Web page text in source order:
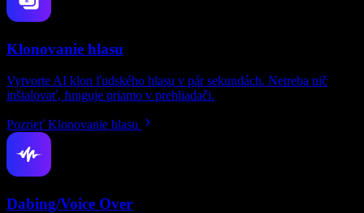
Klonovanie hlasu
Vytvorte AI klon ľudského hlasu v pár sekundách. Netreba nič
inštalovať, funguje priamo v prehliadači.
Pozrieť Klonovanie hlasu
Dabing/Voice Over